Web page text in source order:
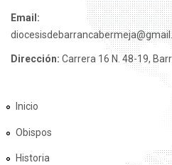
Email:
Dirección: Carrera 16 N. 48-19,
Inicio
Obispos
Historia